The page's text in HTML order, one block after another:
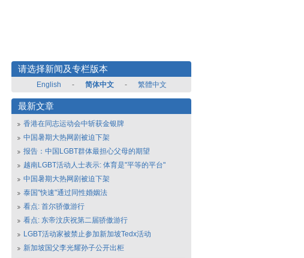
请选择新闻及专栏版本
English - 简体中文 - 繁體中文
最新文章
香港在同志运动会中斩获金银牌
中国暑期大热网剧被迫下架
报告：中国LGBT群体最担心父母的期望
越南LGBT活动人士表示: 体育是"平等的平台"
中国暑期大热网剧被迫下架
泰国"快速"通过同性婚姻法
看点: 首尔骄傲游行
看点: 东帝汶庆祝第二届骄傲游行
LGBT活动家被禁止参加新加坡Tedx活动
新加坡国父李光耀孙子公开出柜